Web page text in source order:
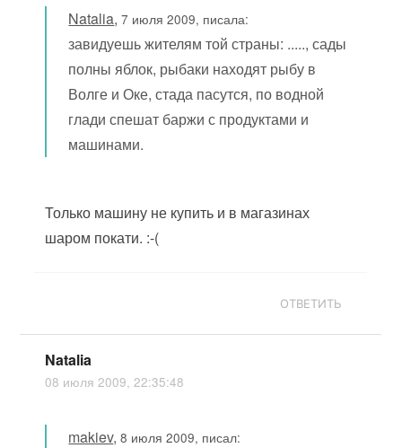
Natalia,7 июля 2009, писала:
завидуешь жителям той страны: ....., сады
полны яблок, рыбаки находят рыбу в
Волге и Оке, стада пасутся, по водной
глади спешат баржи с продуктами и
машинами.
Только машину не купить и в магазинах
шаром покати. :-(
ОТВЕТИТЬ
Natalia
08 июля 2009, 22:35:48
makiev,8 июля 2009, писал: